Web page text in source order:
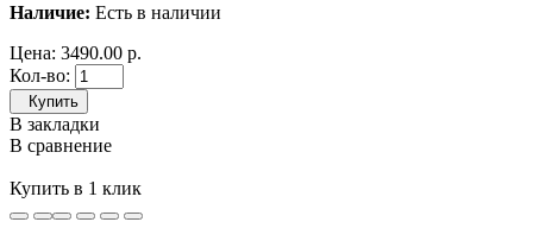
Наличие: Есть в наличии
Цена: 3490.00 р.
Кол-во:
Купить
В закладки
В сравнение
Купить в 1 клик